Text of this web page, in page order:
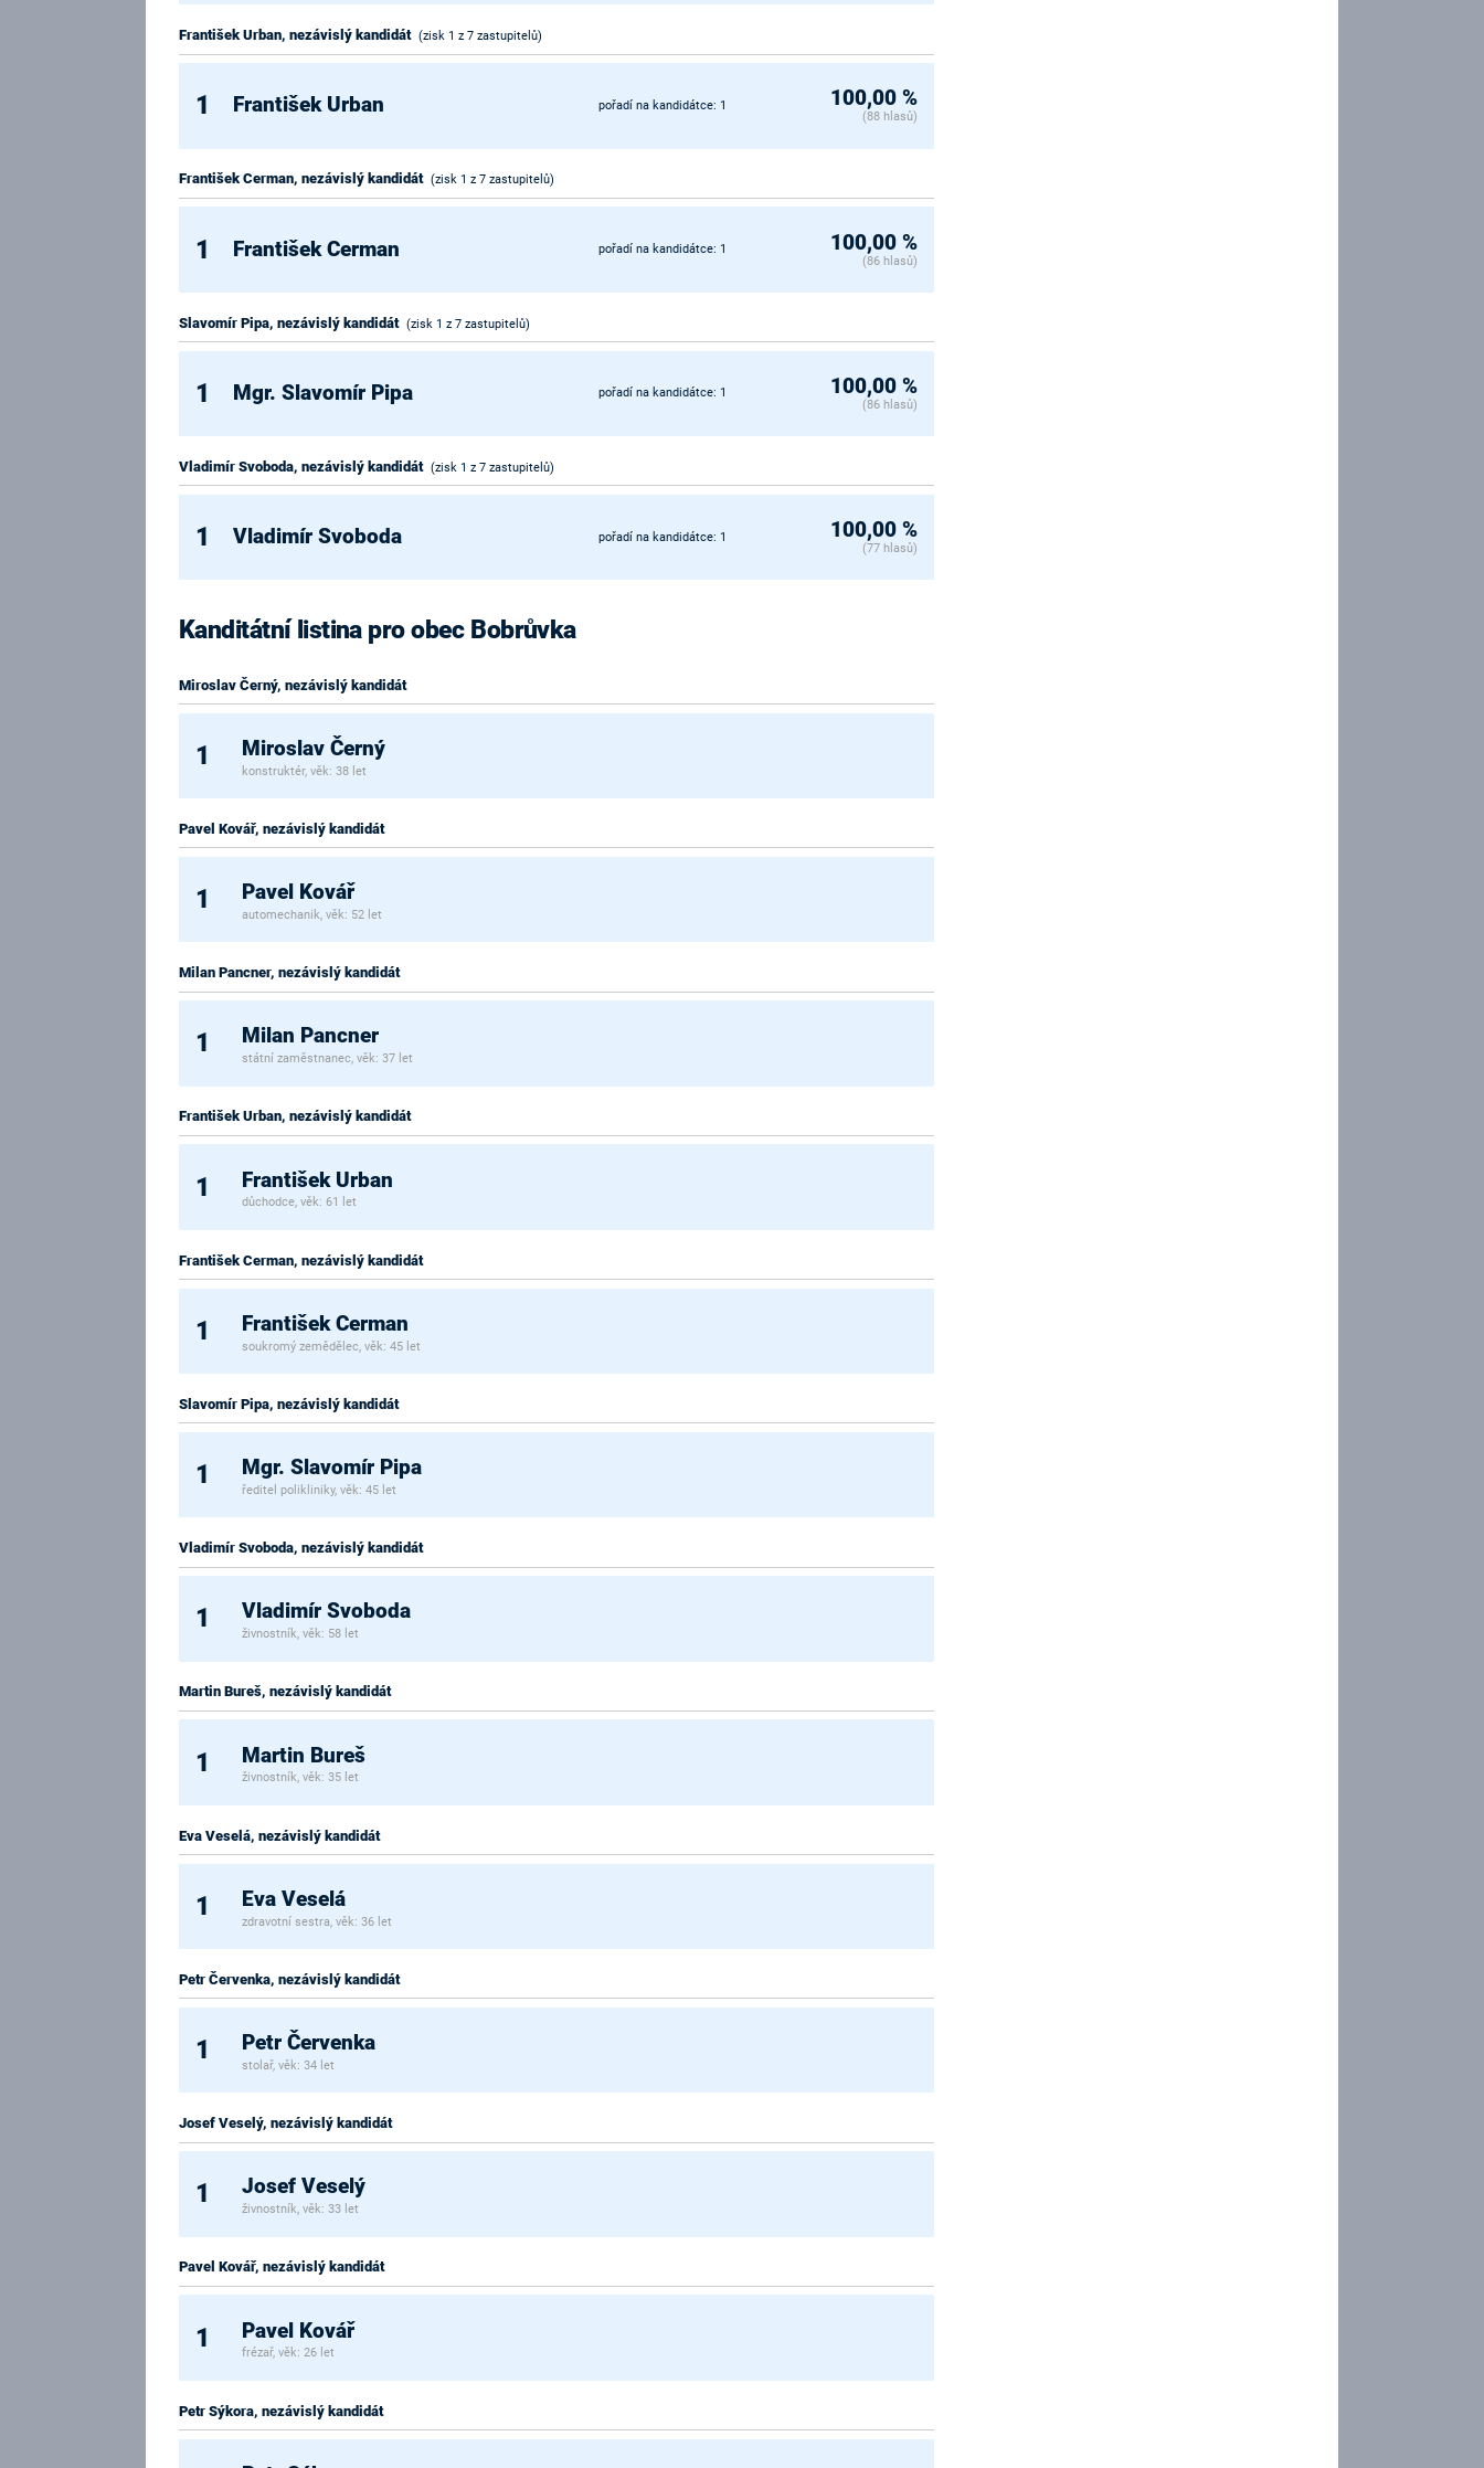
František Urban, nezávislý kandidát (zisk 1 z 7 zastupitelů)
1 František Urban pořadí na kandidátce: 1 100,00 %
(88 hlasů)
František Cerman, nezávislý kandidát (zisk 1 z 7 zastupitelů)
1 František Cerman pořadí na kandidátce: 1 100,00 %
(86 hlasů)
Slavomír Pipa, nezávislý kandidát (zisk 1 z 7 zastupitelů)
1 Mgr. Slavomír Pipa pořadí na kandidátce: 1 100,00 %
(86 hlasů)
Vladimír Svoboda, nezávislý kandidát (zisk 1 z 7 zastupitelů)
1 Vladimír Svoboda pořadí na kandidátce: 1 100,00 %
(77 hlasů)
Kanditátní listina pro obec Bobrůvka
Miroslav Černý, nezávislý kandidát
1 Miroslav Černý
konstruktér, věk: 38 let
Pavel Kovář, nezávislý kandidát
1 Pavel Kovář
automechanik, věk: 52 let
Milan Pancner, nezávislý kandidát
1 Milan Pancner
státní zaměstnanec, věk: 37 let
František Urban, nezávislý kandidát
1 František Urban
důchodce, věk: 61 let
František Cerman, nezávislý kandidát
1 František Cerman
soukromý zemědělec, věk: 45 let
Slavomír Pipa, nezávislý kandidát
1 Mgr. Slavomír Pipa
ředitel polikliniky, věk: 45 let
Vladimír Svoboda, nezávislý kandidát
1 Vladimír Svoboda
živnostník, věk: 58 let
Martin Bureš, nezávislý kandidát
1 Martin Bureš
živnostník, věk: 35 let
Eva Veselá, nezávislý kandidát
1 Eva Veselá
zdravotní sestra, věk: 36 let
Petr Červenka, nezávislý kandidát
1 Petr Červenka
stolař, věk: 34 let
Josef Veselý, nezávislý kandidát
1 Josef Veselý
živnostník, věk: 33 let
Pavel Kovář, nezávislý kandidát
1 Pavel Kovář
frézař, věk: 26 let
Petr Sýkora, nezávislý kandidát